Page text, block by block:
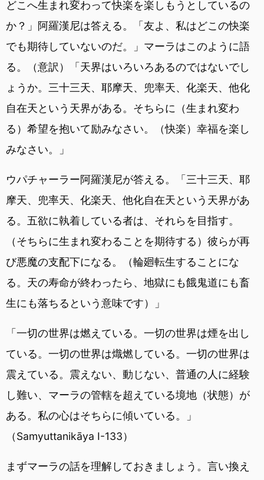
どこへ生まれ変わって快楽を楽しもうとしているの
か？」阿羅漢尼は答える。「友よ、私はどこの快楽
でも期待していないのだ。」マーラはこのように語
る。（意訳）「天界はいろいろあるのではないでし
ょうか。三十三天、耶摩天、兜率天、化楽天、他化
自在天という天界がある。そちらに（生まれ変わ
る）希望を抱いて励みなさい。（快楽）幸福を楽し
みなさい。」
ウパチャーラー阿羅漢尼が答える。「三十三天、耶
摩天、兜率天、化楽天、他化自在天という天界があ
る。五欲に執着している者は、それらを目指す。
（そちらに生まれ変わることを期待する）彼らが再
び悪魔の支配下になる。（輪廻転生することにな
る。天の寿命が終わったら、地獄にも餓鬼道にも畜
生にも落ちるという意味です）」
「一切の世界は燃えている。一切の世界は煙を出し
ている。一切の世界は熾燃している。一切の世界は
震えている。震えない、動じない、普通の人に経験
し難い、マーラの管轄を超えている境地（状態）が
ある。私の心はそちらに傾いている。」
（Samyuttanikāya I-133）
まずマーラの話を理解しておきましょう。言い換え